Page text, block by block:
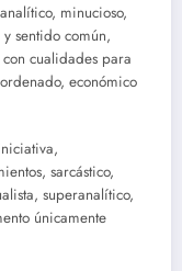
minucioso,
sentido común,
cualidades para
económico
sarcástico,
superanalítico,
únicamente